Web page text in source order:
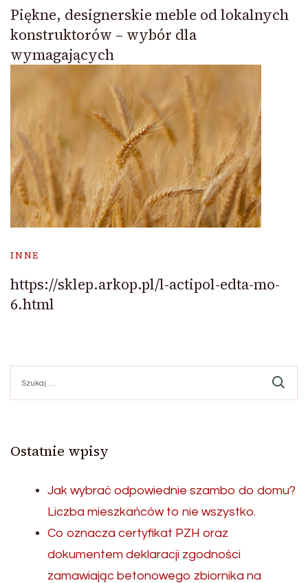
Piękne, designerskie meble od lokalnych
konstruktorów – wybór dla
wymagających
INNE
https://sklep.arkop.pl/l-actipol-edta-mo-
6.html
Ostatnie wpisy
Jak wybrać odpowiednie szambo do domu?
Liczba mieszkańców to nie wszystko.
Co oznacza certyfikat PZH oraz
dokumentem deklaracji zgodności
zamawiając betonowego zbiornika na